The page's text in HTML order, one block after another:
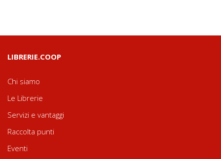
LIBRERIE.COOP
Chi siamo
Le Librerie
Servizi e vantaggi
Raccolta punti
Eventi